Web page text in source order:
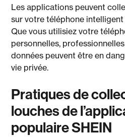
Les applications peuvent
sur votre téléphone intelligent
Que vous utilisiez votre
personnelles,
données peuvent être en
vie privée.
Pratiques de
louches de
populaire SHEIN